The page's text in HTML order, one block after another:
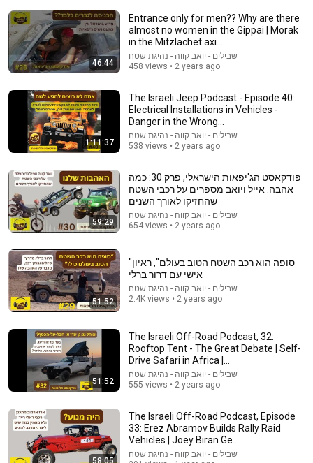
The French Do Not Care About Work
Trevor Noah • 3.2M views
מרד המשפטנים, פרק 1: המהפכה של אהרון ברק לשינוי
הדמוקרטיה בישראל
C14
New 9.8K views
46:44
Entrance only for men?? Why are there
almost no women in the Gippai | Morak
in the Mitzlachet axi...
שבילים - יואב קווה - נהיגת שטח
458 views • 2 years ago
1:11:37
The Israeli Jeep Podcast - Episode 40:
Electrical Installations in Vehicles -
Danger in the Wrong...
שבילים - יואב קווה - נהיגת שטח
538 views • 2 years ago
59:29
פודקאסט הג'יפאות הישראלי, פרק 30: כמה
אהבה. אייל ויואב מספרים על רכבי השטח
שהחזיקו לאורך השנים
שבילים - יואב קווה - נהיגת שטח
654 views • 2 years ago
51:52
"סופה הוא רכב השטח הטוב בעולם", ראיון
אישי עם דרור ברלי
שבילים - יואב קווה - נהיגת שטח
2.4K views • 2 years ago
51:52
The Israeli Off-Road Podcast, 32:
Rooftop Tent - The Great Debate | Self-
Drive Safari in Africa |...
שבילים - יואב קווה - נהיגת שטח
555 views • 2 years ago
58:05
The Israeli Off-Road Podcast, Episode
33: Erez Abramov Builds Rally Raid
Vehicles | Joey Biran Ge...
שבילים - יואב קווה - נהיגת שטח